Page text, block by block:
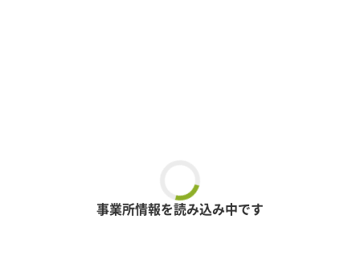
事業所情報を読み込み中です